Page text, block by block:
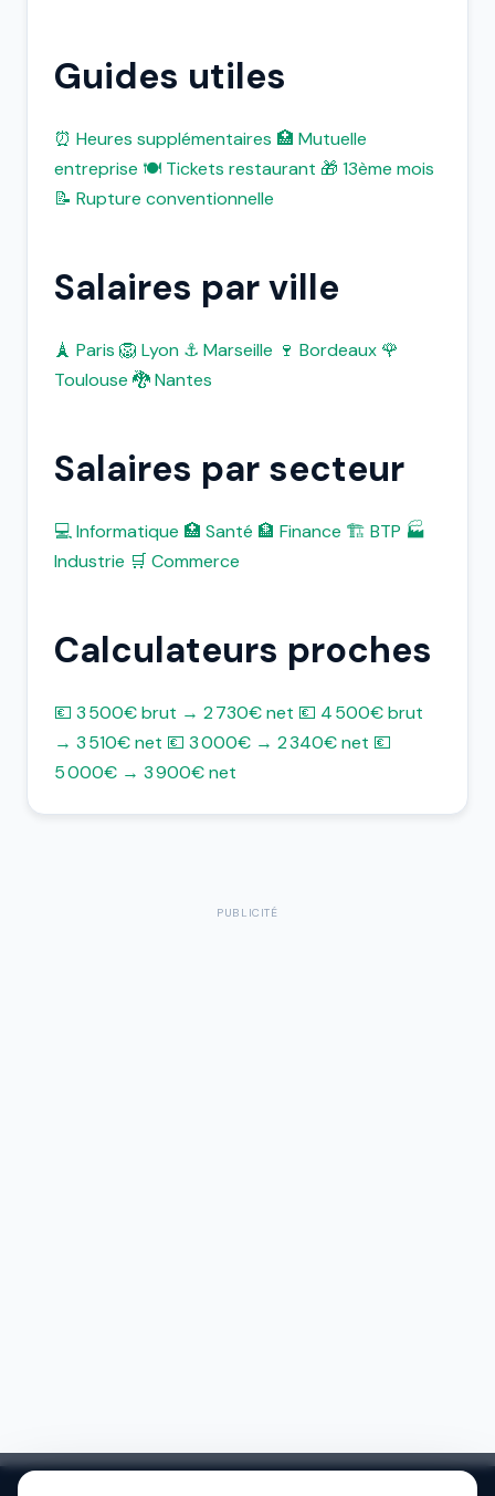
Guides utiles
⏰ Heures supplémentaires 🏥 Mutuelle
entreprise 🍽️ Tickets restaurant 🎁 13ème mois
📝 Rupture conventionnelle
Salaires par ville
🗼 Paris 🦁 Lyon ⚓ Marseille 🍷 Bordeaux 🌹
Toulouse 🐉 Nantes
Salaires par secteur
💻 Informatique 🏥 Santé 🏦 Finance 🏗️ BTP 🏭
Industrie 🛒 Commerce
Calculateurs proches
💶 3 500€ brut → 2 730€ net 💶 4 500€ brut
→ 3 510€ net 💶 3 000€ → 2 340€ net 💶
5 000€ → 3 900€ net
PUBLICITÉ